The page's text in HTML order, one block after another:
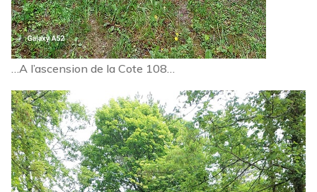
…A l’ascension de la Cote 108…